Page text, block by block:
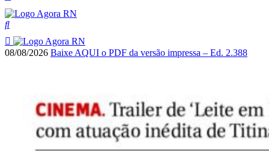
08/08/2026 Baixe AQUI o PDF da versão impressa – Ed. 2.388